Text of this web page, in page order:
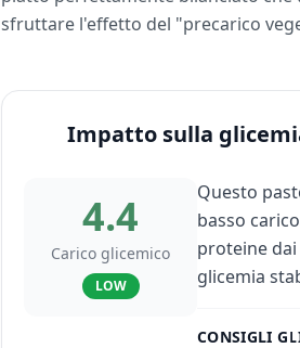
sfruttare l'effetto del "precarico
Impatto sulla
4.4
Carico glicemico
LOW
Questo
basso
proteine
glicemia
CONSIGLI